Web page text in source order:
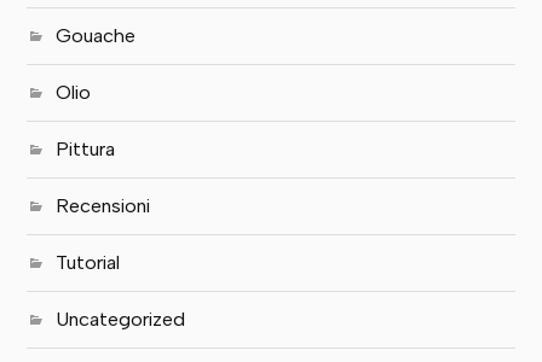
Gouache
Olio
Pittura
Recensioni
Tutorial
Uncategorized